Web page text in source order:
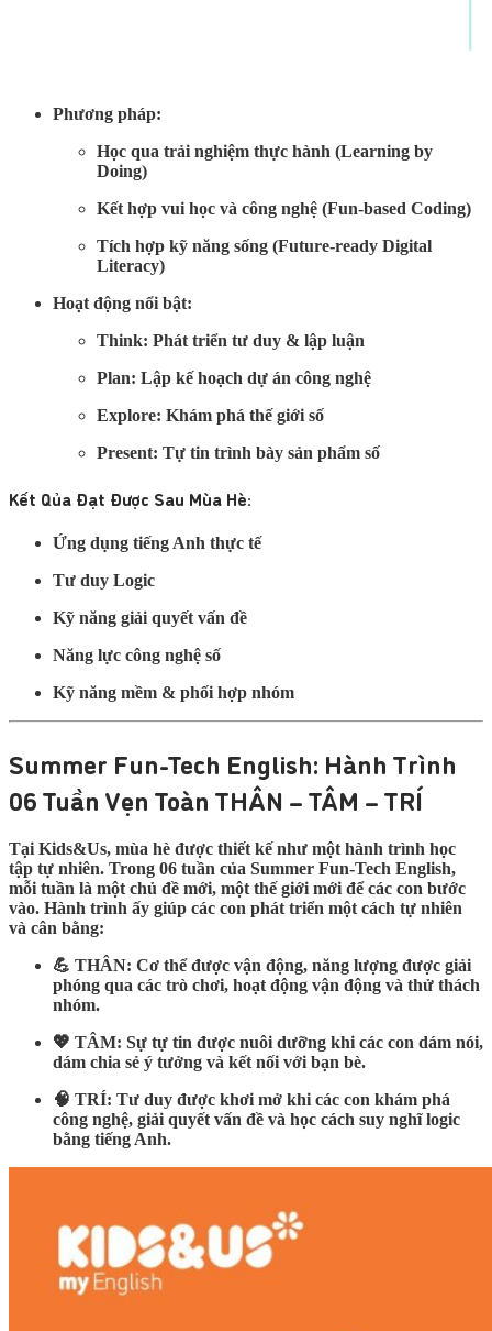
Phương pháp:
Học qua trải nghiệm thực hành (Learning by
Doing)
Kết hợp vui học và công nghệ (Fun-based Coding)
Tích hợp kỹ năng sống (Future-ready Digital
Literacy)
Hoạt động nổi bật:
Think: Phát triển tư duy & lập luận
Plan: Lập kế hoạch dự án công nghệ
Explore: Khám phá thế giới số
Present: Tự tin trình bày sản phẩm số
Kết Qủa Đạt Được Sau Mùa Hè:
Ứng dụng tiếng Anh thực tế
Tư duy Logic
Kỹ năng giải quyết vấn đề
Năng lực công nghệ số
Kỹ năng mềm & phối hợp nhóm
Summer Fun-Tech English: Hành Trình
06 Tuần Vẹn Toàn THÂN – TÂM – TRÍ
Tại Kids&Us, mùa hè được thiết kế như một hành trình học
tập tự nhiên. Trong 06 tuần của Summer Fun-Tech English,
mỗi tuần là một chủ đề mới, một thế giới mới để các con bước
vào. Hành trình ấy giúp các con phát triển một cách tự nhiên
và cân bằng:
💪 THÂN: Cơ thể được vận động, năng lượng được giải
phóng qua các trò chơi, hoạt động vận động và thử thách
nhóm.
💖 TÂM: Sự tự tin được nuôi dưỡng khi các con dám nói,
dám chia sẻ ý tưởng và kết nối với bạn bè.
🧠 TRÍ: Tư duy được khơi mở khi các con khám phá
công nghệ, giải quyết vấn đề và học cách suy nghĩ logic
bằng tiếng Anh.